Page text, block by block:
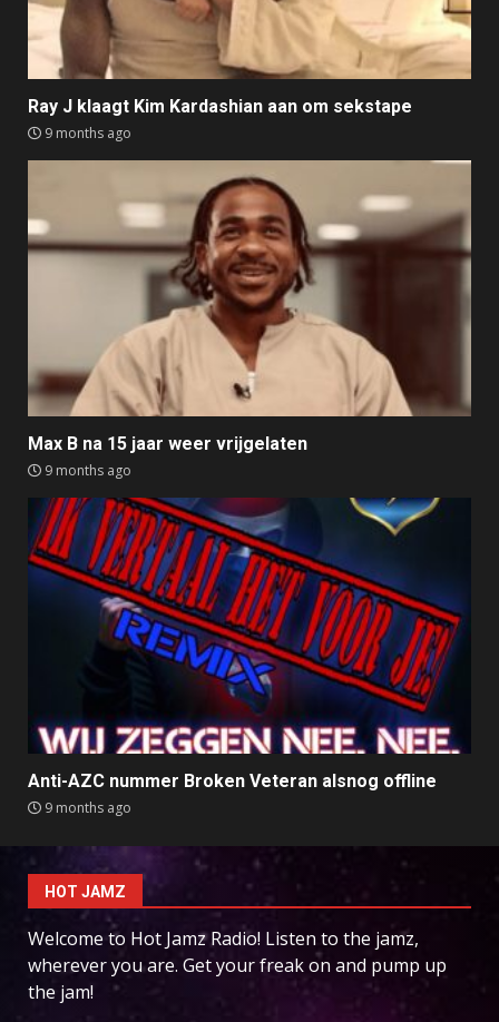
Ray J klaagt Kim Kardashian aan om sekstape
9 months ago
Max B na 15 jaar weer vrijgelaten
9 months ago
Anti-AZC nummer Broken Veteran alsnog offline
9 months ago
HOT JAMZ
Welcome to Hot Jamz Radio! Listen to the jamz,
wherever you are. Get your freak on and pump up
the jam!